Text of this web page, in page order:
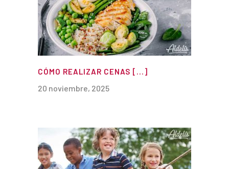
CÓMO REALIZAR CENAS [...]
20 noviembre, 2025